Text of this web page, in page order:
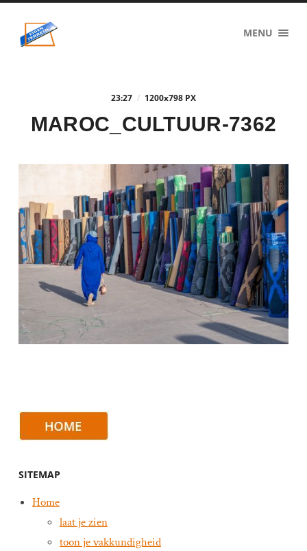
eigenzinnig
terrein
MENU
23:27 / 1200x798 PX
MAROC_CULTUUR-7362
SITEMAP
Home
laat je zien
toon je vakkundigheid